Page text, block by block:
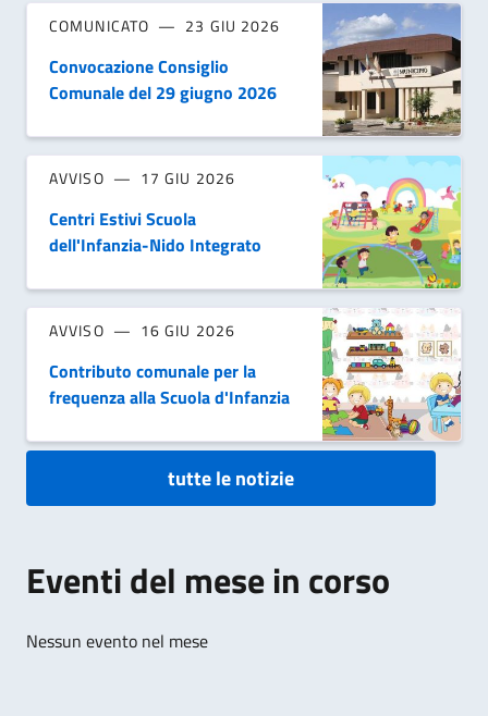
COMUNICATO 23 GIU 2026
Convocazione Consiglio
Comunale del 29 giugno 2026
AVVISO 17 GIU 2026
Centri Estivi Scuola
dell'Infanzia-Nido Integrato
AVVISO 16 GIU 2026
Contributo comunale per la
frequenza alla Scuola d'Infanzia
tutte le notizie
Eventi del mese in corso
Nessun evento nel mese